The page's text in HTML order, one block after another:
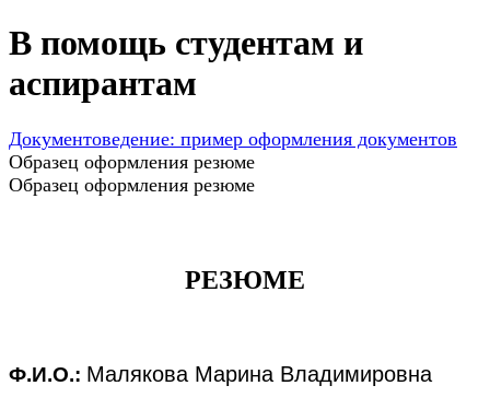
В помощь студентам и
аспирантам
Документоведение: пример оформления документов
Образец оформления резюме
Образец оформления резюме
РЕЗЮМЕ
Ф.И.О.: Малякова Марина Владимировна